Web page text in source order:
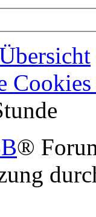
Cookies
®